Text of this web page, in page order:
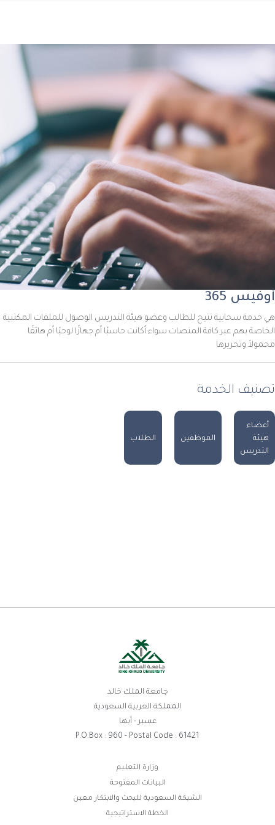
أوفيس 365
هي خدمة سحابية تتيح للطالب وعضو هيئة التدريس الوصول للملفات المكتبية
الخاصة بهم عبر كافة المنصات سواء أكانت حاسبُا أم جهازًا لوحيًا أم هاتفًا
محمولاً وتحريرها
تصنيف الخدمة
أعضاء
هيئة
التدريس
الموظفين الطلاب
جامعة الملك خالد
المملكة العربية السعودية
عسير - أبها
P.O.Box : 960 - Postal Code : 61421
وزارة التعليم
البيانات المفتوحة
الشبكة السعودية للبحث والابتكار معين
الخطة الاستراتيجية